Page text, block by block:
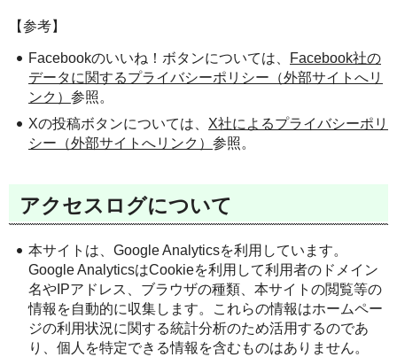
【参考】
Facebookのいいね！ボタンについては、
Facebook社の
データに関するプライバシーポリシー（外部サイトへリ
ンク） 参照。
Xの投稿ボタンについては、 X社によるプライバシーポリ
シー（外部サイトへリンク） 参照。
アクセスログについて
本サイトは、Google Analyticsを利用しています。
Google AnalyticsはCookieを利用して利用者のドメイン
名やIPアドレス、ブラウザの種類、本サイトの閲覧等の
情報を自動的に収集します。これらの情報はホームペー
ジの利用状況に関する統計分析のため活用するのであ
り、個人を特定できる情報を含むものはありません。